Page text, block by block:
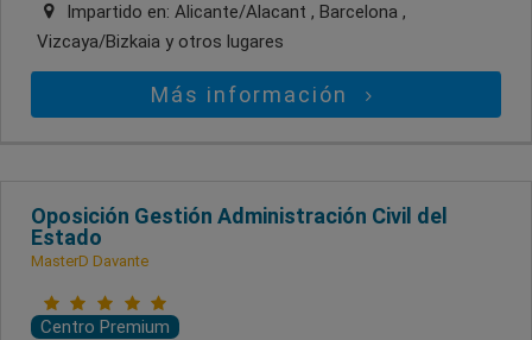
Impartido en: Alicante/Alacant , Barcelona ,
Vizcaya/Bizkaia y otros lugares
Más información
Oposición Gestión Administración Civil del
Estado
MasterD Davante
Centro Premium